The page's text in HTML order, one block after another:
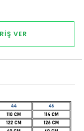
VER